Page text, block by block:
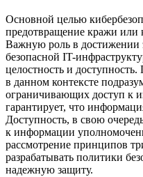
Основной целью
предотвращение кражи
Важную роль в достижении
безопасной IT-
целостность и
в данном контексте
ограничивающих доступ к
гарантирует, что
Доступность, в свою
к информации
рассмотрение принципов
разрабатывать политики
надежную защиту.